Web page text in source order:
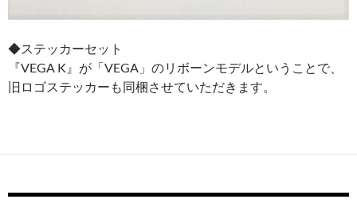
◆ステッカーセット
『VEGA K』が「VEGA」のリボーンモデルということで、
旧ロゴステッカーも同梱させていただきます。